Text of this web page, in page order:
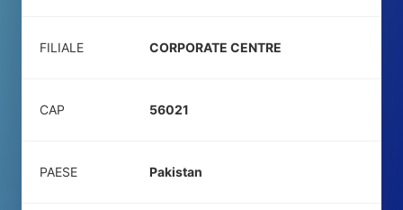
FILIALE CORPORATE CENTRE
CAP 56021
PAESE Pakistan